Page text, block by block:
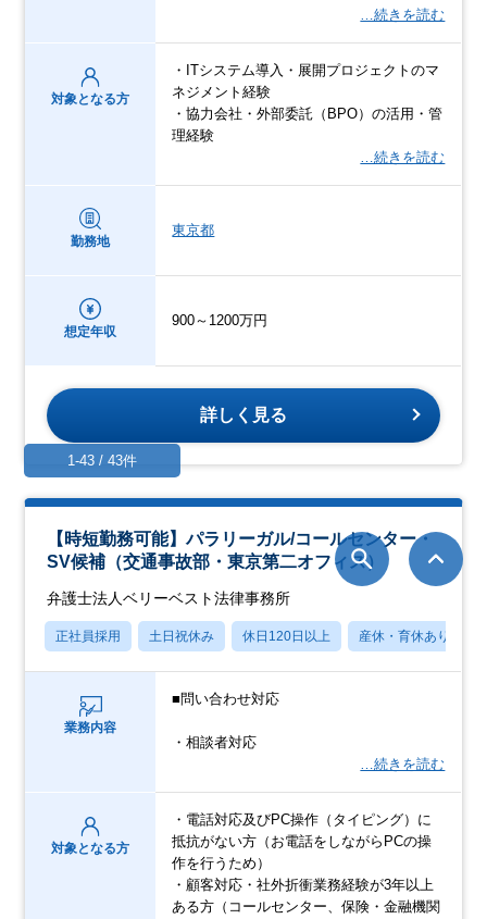
…続きを読む
対象となる方
・ITシステム導入・展開プロジェクトのマ
ネジメント経験
・協力会社・外部委託（BPO）の活用・管
理経験
…続きを読む
勤務地
東京都
想定年収
900～1200万円
詳しく見る
【時短勤務可能】パラリーガル/コールセンター・
SV候補（交通事故部・東京第二オフィス）
弁護士法人ベリーベスト法律事務所
正社員採用 土日祝休み 休日120日以上 産休・育休あり
業務内容
■問い合わせ対応
・相談者対応
…続きを読む
対象となる方
・電話対応及びPC操作（タイピング）に
抵抗がない方（お電話をしながらPCの操
作を行うため）
・顧客対応・社外折衝業務経験が3年以上
ある方（コールセンター、保険・金融機関
1-43 / 43件